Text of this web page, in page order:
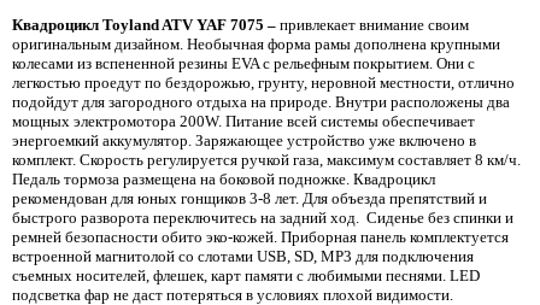
Квадроцикл Toyland ATV YAF 7075 – привлекает внимание своим
оригинальным дизайном. Необычная форма рамы дополнена крупными
колесами из вспененной резины EVA с рельефным покрытием. Они с
легкостью проедут по бездорожью, грунту, неровной местности, отлично
подойдут для загородного отдыха на природе. Внутри расположены два
мощных электромотора 200W. Питание всей системы обеспечивает
энергоемкий аккумулятор. Заряжающее устройство уже включено в
комплект. Скорость регулируется ручкой газа, максимум составляет 8 км/ч.
Педаль тормоза размещена на боковой подножке. Квадроцикл
рекомендован для юных гонщиков 3-8 лет. Для объезда препятствий и
быстрого разворота переключитесь на задний ход. Сиденье без спинки и
ремней безопасности обито эко-кожей. Приборная панель комплектуется
встроенной магнитолой со слотами USB, SD, MP3 для подключения
съемных носителей, флешек, карт памяти с любимыми песнями. LED
подсветка фар не даст потеряться в условиях плохой видимости.